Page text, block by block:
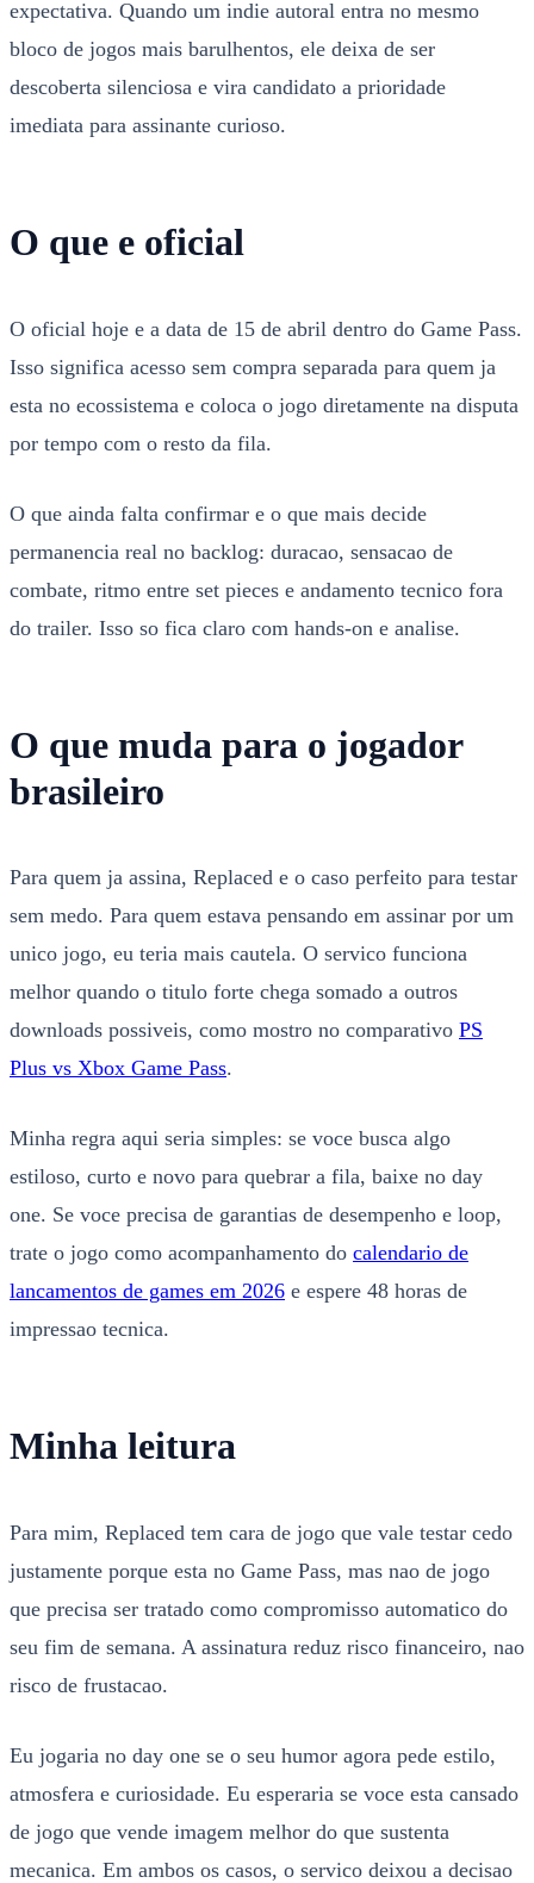
expectativa. Quando um indie autoral entra no mesmo
bloco de jogos mais barulhentos, ele deixa de ser
descoberta silenciosa e vira candidato a prioridade
imediata para assinante curioso.
O que e oficial
O oficial hoje e a data de 15 de abril dentro do Game Pass.
Isso significa acesso sem compra separada para quem ja
esta no ecossistema e coloca o jogo diretamente na disputa
por tempo com o resto da fila.
O que ainda falta confirmar e o que mais decide
permanencia real no backlog: duracao, sensacao de
combate, ritmo entre set pieces e andamento tecnico fora
do trailer. Isso so fica claro com hands-on e analise.
O que muda para o jogador
brasileiro
Para quem ja assina, Replaced e o caso perfeito para testar
sem medo. Para quem estava pensando em assinar por um
unico jogo, eu teria mais cautela. O servico funciona
melhor quando o titulo forte chega somado a outros
downloads possiveis, como mostro no comparativo PS
Plus vs Xbox Game Pass.
Minha regra aqui seria simples: se voce busca algo
estiloso, curto e novo para quebrar a fila, baixe no day
one. Se voce precisa de garantias de desempenho e loop,
trate o jogo como acompanhamento do calendario de
lancamentos de games em 2026 e espere 48 horas de
impressao tecnica.
Minha leitura
Para mim, Replaced tem cara de jogo que vale testar cedo
justamente porque esta no Game Pass, mas nao de jogo
que precisa ser tratado como compromisso automatico do
seu fim de semana. A assinatura reduz risco financeiro, nao
risco de frustacao.
Eu jogaria no day one se o seu humor agora pede estilo,
atmosfera e curiosidade. Eu esperaria se voce esta cansado
de jogo que vende imagem melhor do que sustenta
mecanica. Em ambos os casos, o servico deixou a decisao